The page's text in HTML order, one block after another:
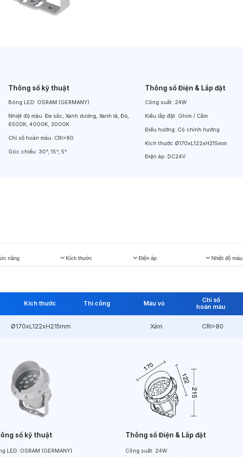
Thông số kỹ thuật
Bóng LED: OSRAM (GERMANY)
Nhiệt độ màu: Đa sắc, Xanh dương, Xanh lá, Đỏ,
6500K, 4000K, 3000K
Chỉ số hoàn màu: CRI>80
Góc chiếu: 30°, 15°, 5°
Thông số Điện & Lắp đặt
Công suất: 24W
Kiểu lắp đặt: Ghim / Cắm
Điều hướng: Có chỉnh hướng
Kích thước Ø170xL122xH215mm
Điện áp: DC24V
năng Kích thước Điện áp Nhiệt độ màu
Kích thước Thi công Màu vỏ
Chỉ số
hoàn màu
Ø170xL122xH215mm Xám CRI>80
số kỹ thuật
LED: OSRAM (GERMANY)
Thông số Điện & Lắp đặt
Công suất: 24W